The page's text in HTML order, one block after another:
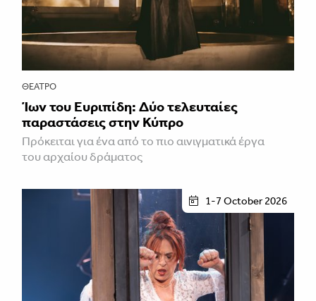
ΘΈΑΤΡΟ
Ίων του Ευριπίδη: Δύο τελευταίες
παραστάσεις στην Κύπρο
Πρόκειται για ένα από το πιο αινιγματικά έργα
του αρχαίου δράματος
1-7 October 2026